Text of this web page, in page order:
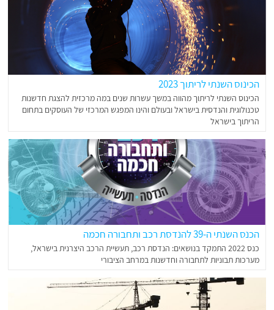
הכינוס השנתי לריתוך 2023
הכינוס השנתי לריתוך מהווה במשך עשרות שנים במה מרכזית להצגת חדשנות
טכנולוגית והנדסית בישראל ובעולם והינו המפגש המרכזי של העוסקים בתחום
הריתוך בישראל
הכנס השנתי ה-39 להנדסת רכב ותחבורה חכמה
כנס 2022 התמקד בנושאים: הנדסת רכב, תעשיית הרכב היצרנית בישראל,
מערכות תבוניות לתחבורה וחדשנות במרחב הציבורי